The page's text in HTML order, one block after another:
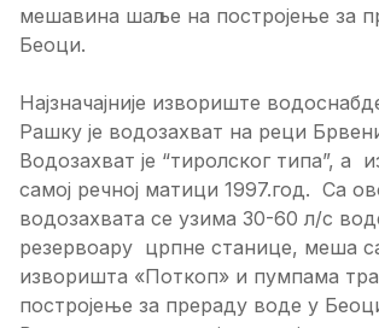
мешавина шаље на постројење за
Беоци.
Најзначајније извориште
Рашку је водозахват на реци
Водозахват је “тиролског типа”, а
самој речној матици 1997.год. Са
водозахвата се узима 30-60 л/с
резервоару црпне станице, меша
изворишта «Поткоп» и пумпама
постројење за прераду воде у